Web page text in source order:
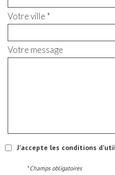
Votre ville *
Votre message
J'accepte les conditions
* Champs obligatoires